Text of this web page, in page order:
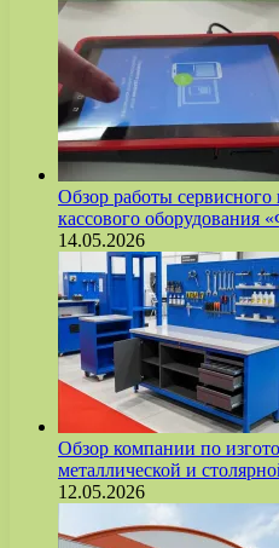
Обзор работы
кассового оборудования
14.05.2026
Обзор компании по
металлической и
12.05.2026